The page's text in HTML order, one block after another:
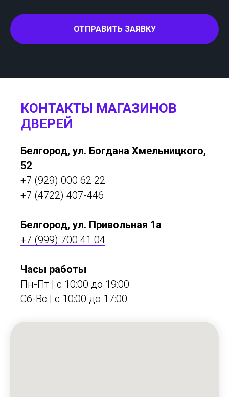
ОТПРАВИТЬ ЗАЯВКУ
КОНТАКТЫ МАГАЗИНОВ
ДВЕРЕЙ
Белгород, ул. Богдана Хмельницкого,
52
+7 (929) 000 62 22
+7 (4722) 407-446
Белгород, ул. Привольная 1а
+7 (999) 700 41 04
Часы работы
Пн-Пт | с 10:00 до 19:00
Сб-Вс | c 10:00 до 17:00